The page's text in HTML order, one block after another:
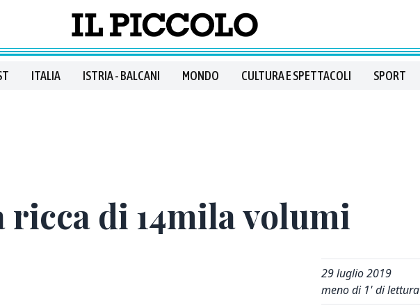
ITALIA ISTRIA - BALCANI MONDO CULTURA E SPETTACOLI SPORT
ricca di 14mila volumi
29 luglio 2019
meno di 1' di lettura